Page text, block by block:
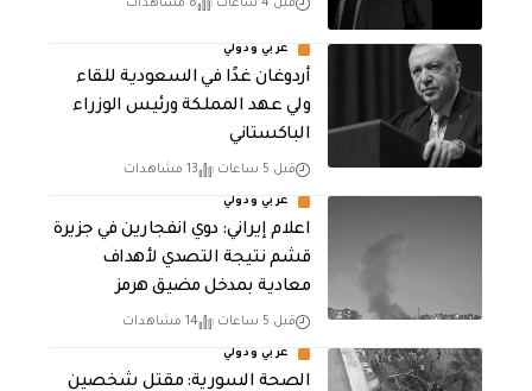
قبل 4 ساعات 8 مشاهدات
عربي ودولي
أردوغان غدًا في السعودية للقاء
ولي عهد المملكة ورئيس الوزراء
الباكستاني
قبل 5 ساعات 13 مشاهدات
عربي ودولي
اعلام إيراني: دوي انفجارين في جزيرة
قشم نتيجة التصدي لأهداف
معادية بمدخل مضيق هرمز
قبل 5 ساعات 14 مشاهدات
عربي ودولي
الصحة السورية: مقتل شخصين